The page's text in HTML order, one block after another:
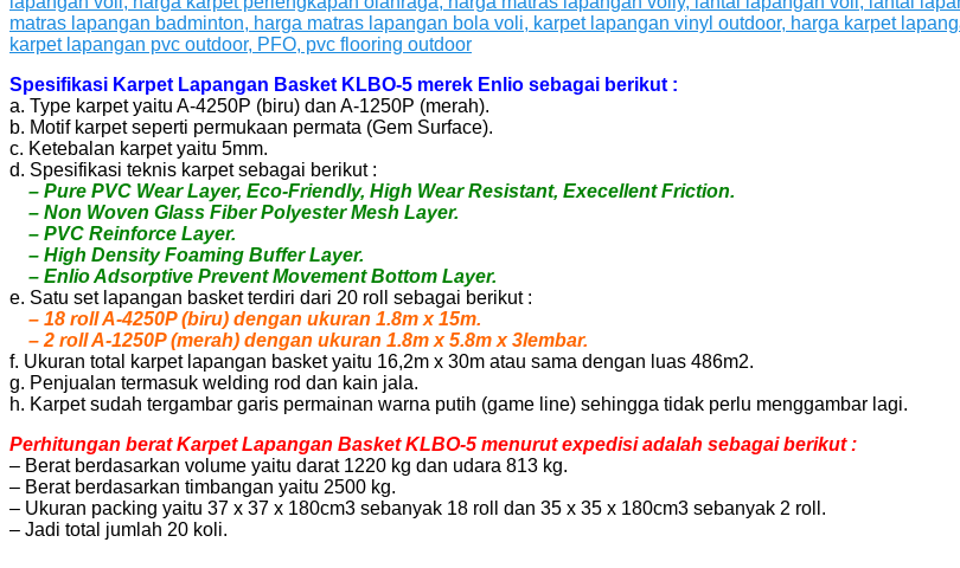
Spesifikasi Karpet Lapangan Basket KLBO-5 merek Enlio sebagai berikut :
a. Type karpet yaitu A-4250P (biru) dan A-1250P (merah).
b. Motif karpet seperti permukaan permata (Gem Surface).
c. Ketebalan karpet yaitu 5mm.
d. Spesifikasi teknis karpet sebagai berikut :
– Pure PVC Wear Layer, Eco-Friendly, High Wear Resistant, Execellent Friction.
– Non Woven Glass Fiber Polyester Mesh Layer.
– PVC Reinforce Layer.
– High Density Foaming Buffer Layer.
– Enlio Adsorptive Prevent Movement Bottom Layer.
e. Satu set lapangan basket terdiri dari 20 roll sebagai berikut :
– 18 roll A-4250P (biru) dengan ukuran 1.8m x 15m.
– 2 roll A-1250P (merah) dengan ukuran 1.8m x 5.8m x 3lembar.
f. Ukuran total karpet lapangan basket yaitu 16,2m x 30m atau sama dengan luas 486m2.
g. Penjualan termasuk welding rod dan kain jala.
h. Karpet sudah tergambar garis permainan warna putih (game line) sehingga tidak perlu menggambar lagi.
Perhitungan berat Karpet Lapangan Basket KLBO-5 menurut expedisi adalah sebagai berikut :
– Berat berdasarkan volume yaitu darat 1220 kg dan udara 813 kg.
– Berat berdasarkan timbangan yaitu 2500 kg.
– Ukuran packing yaitu 37 x 37 x 180cm3 sebanyak 18 roll dan 35 x 35 x 180cm3 sebanyak 2 roll.
– Jadi total jumlah 20 koli.